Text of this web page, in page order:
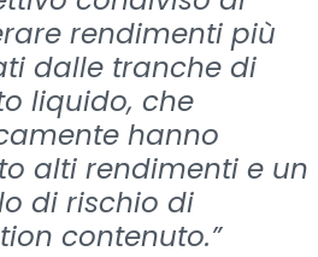
rendimenti più
dalle tranche di
liquido, che
hanno
alti rendimenti e un
di rischio di
contenuto.”